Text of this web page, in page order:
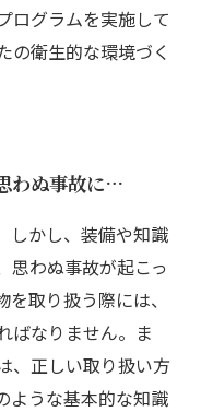
ログラムを実施して
の衛生的な環境づく
わぬ事故に…
しかし、装備や知識
思わぬ事故が起こっ
取り扱う際には、
ばなりません。ま
、正しい取り扱い方
ような基本的な知識